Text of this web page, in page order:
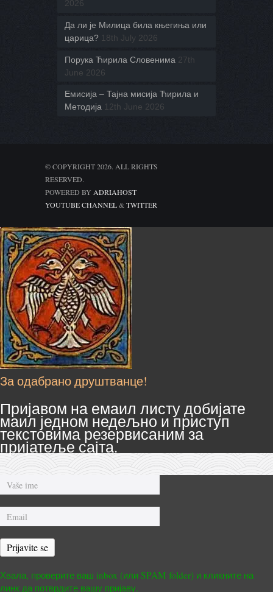
2026
Да ли је Милица била књегиња или
царица? 18th July 2026
Порука Ћирила Словенима 27th
June 2026
Емисија – Тајна мисија Ћирила и
Методија 12th June 2026
© COPYRIGHT 2026. ALL RIGHTS
RESERVED.
POWERED BY ADRIAHOST
YOUTUBE CHANNEL& TWITTER
За одабрано друштванце!
Пријавом на емаил листу добијате
маил једном недељно и приступ
текстовима резервисаним за
пријатеље сајта.
Prijavite se
Хвала, проверите ваш inbox (или SPAM folder) и кликните на
линк да потврдите вашу пријаву.